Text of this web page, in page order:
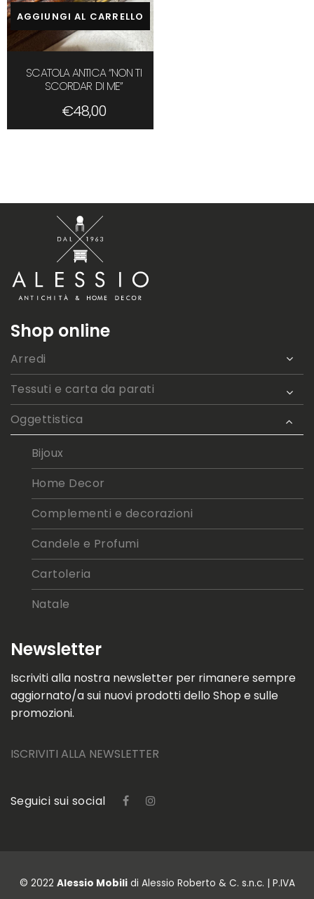
AGGIUNGI AL CARRELLO
SCATOLA ANTICA ‘’NON TI
SCORDAR DI ME’’
€48,00
Shop online
Arredi
Tessuti e carta da parati
Oggettistica
Bijoux
Home Decor
Complementi e decorazioni
Candele e Profumi
Cartoleria
Natale
Newsletter
Iscriviti alla nostra newsletter per rimanere sempre
aggiornato/a sui nuovi prodotti dello Shop e sulle
promozioni.
ISCRIVITI ALLA NEWSLETTER
Seguici sui social
© 2022 Alessio Mobilidi Alessio Roberto & C. s.n.c. | P.IVA